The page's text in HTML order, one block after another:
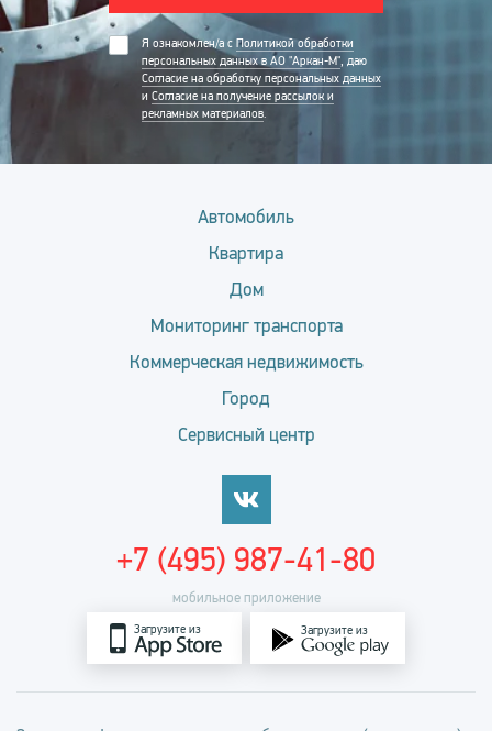
Я ознакомлен/а с Политикой обработки
персональных данных в АО "Аркан-М", даю
Согласие на обработку персональных данных
и Согласие на получение рассылок и
рекламных материалов.
Автомобиль
Квартира
Дом
Мониторинг транспорта
Коммерческая недвижимость
Город
Сервисный центр
мобильное приложение
Загрузите из Загрузите из
+7 (495) 987-41-80